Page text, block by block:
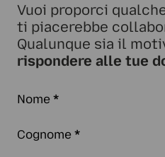
Vuoi proporci
ti piacerebbe
Qualunque sia il
rispondere alle tue
Nome *
Cognome *